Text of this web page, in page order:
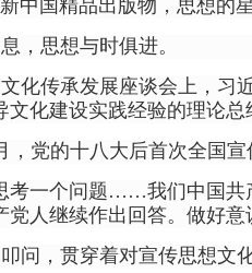
中国精品出版物，思想的
，思想与时俱进。
化传承发展座谈会上，习
文化建设实践经验的理论
，党的十八大后首次全国
考一个问题……我们中国共
党人继续作出回答。做好
问，贯穿着对宣传思想文